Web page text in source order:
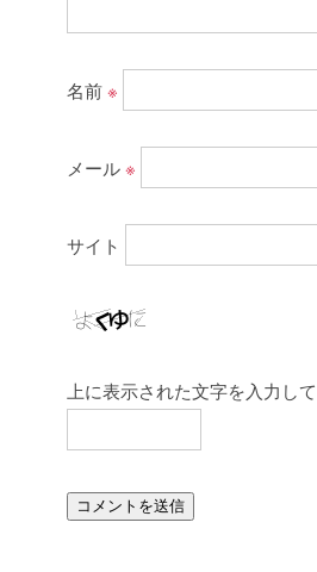
名前※
メール※
サイト
上に表示された文字を入力して